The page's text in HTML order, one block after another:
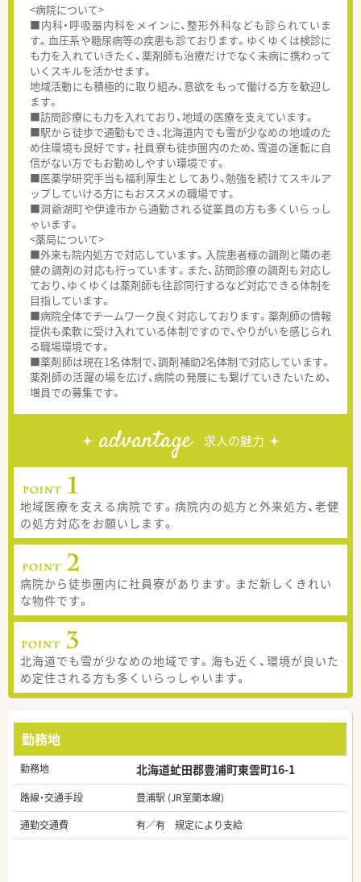
<病院について>
■内科・呼吸器内科をメインに、整形外科なども診られていま
す。血圧系や糖尿病等の疾患も診ております。ゆくゆくは検診に
も力を入れていきたく、薬剤師も治療だけでなく未病に携わって
いくスキルを活かせます。
地域活動にも積極的に取り組み、意欲をもって働ける方を歓迎し
ます。
■訪問診療にも力を入れており、地域の医療を支えています。
■駅から徒歩で通勤もでき、北海道内でも雪が少なめの地域のた
め住環境も良好です。社員寮も徒歩圏内のため、雪道の運転に自
信がない方でもお勤めしやすい環境です。
■医薬学研究手当も福利厚生としてあり、勉強を続けてスキルア
ップしていける方にもおススメの職場です。
■洞爺湖町や伊達市から通勤される従業員の方も多くいらっし
ゃいます。
<薬局について>
■外来も院内処方で対応しています。入院患者様の調剤と隣の老
健の調剤の対応も行っています。また、訪問診療の調剤も対応し
ており、ゆくゆくは薬剤師も往診同行するなど対応できる体制を
目指しています。
■病院全体でチームワーク良く対応しております。薬剤師の情報
提供も柔軟に受け入れている体制ですので、やりがいを感じられ
る職場環境です。
■薬剤師は現在1名体制で、調剤補助2名体制で対応しています。
薬剤師の活躍の場を広げ、病院の発展にも繋げていきたいため、
増員での募集です。
advantage 求人の魅力
地域医療を支える病院です。病院内の処方と外来処方、老健
の処方対応をお願いします。
病院から徒歩圏内に社員寮があります。まだ新しくきれい
な物件です。
北海道でも雪が少なめの地域です。海も近く、環境が良いた
め定住される方も多くいらっしゃいます。
勤務地
勤務地 北海道虻田郡豊浦町東雲町16-1
路線・交通手段
豊浦駅 (JR室蘭本線)
通勤交通費
有／有 規定により支給